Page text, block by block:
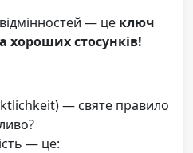
— це ключ
хороших стосунків!
— святе правило
— це: